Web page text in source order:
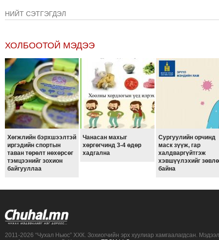
ЭРГЭН
ДЭЛБЭРСЭН
ОСЛЫН
ТОЙРОНД
ТӨВСИЙН
ТОДОТГОЛЫН
ЭРГЭН
ТОЙРОНД
ЕРӨНХИЙЛӨГЧИЙН
СОНГУУЛИЙН
ДҮГЭЭР
СУРГУУЛИЙН
ЭРГЭН
НИЙТ СЭТГЭГДЭЛ
ХОЛБООТОЙ МЭДЭЭ
Хөгжлийн бэрхшээлтэй
иргэдийн спортын
таван төрөлт нөхөрсөг
тэмцээнийг зохион
байгууллаа
Чанасан махыг
хөргөгчинд 3-4 өдөр
хадгална
Сургуулийн орчинд
маск зүүж, гар
халдваргүйтгэж
хэвшүүлэхийг
байна
2011-2026 “Чухал Ньюс” ХХК. Зохиогчийн эрх хуулиар хамгаалагдсан.